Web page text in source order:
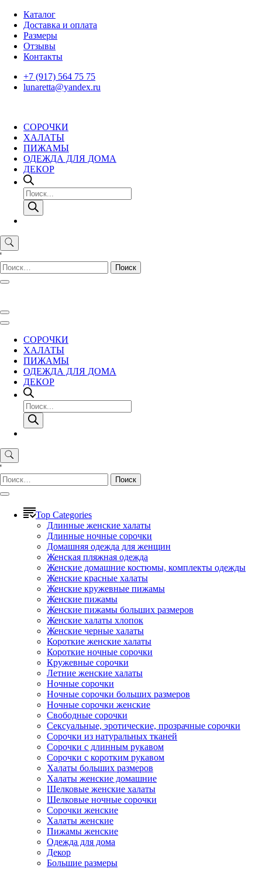
Skip
content
Каталог
Доставка и оплата
Размеры
Отзывы
Контакты
+7 (917) 564 75 75
lunaretta@yandex.ru
СОРОЧКИ
ХАЛАТЫ
ПИЖАМЫ
ОДЕЖДА ДЛЯ ДОМА
ДЕКОР
Поиск
товаров
'
Найти:
СОРОЧКИ
ХАЛАТЫ
ПИЖАМЫ
ОДЕЖДА ДЛЯ ДОМА
ДЕКОР
Поиск
товаров
'
Найти:
Top Categories
Длинные женские халаты
Длинные ночные сорочки
Домашняя одежда для женщин
Женская пляжная одежда
Женские домашние костюмы, комплекты одежды
Женские красные халаты
Женские кружевные пижамы
Женские пижамы
Женские пижамы больших размеров
Женские халаты хлопок
Женские черные халаты
Короткие женские халаты
Короткие ночные сорочки
Кружевные сорочки
Летние женские халаты
Ночные сорочки
Ночные сорочки больших размеров
Ночные сорочки женские
Свободные сорочки
Сексуальные, эротические, прозрачные сорочки
Сорочки из натуральных тканей
Сорочки с длинным рукавом
Сорочки с коротким рукавом
Халаты больших размеров
Халаты женские домашние
Шелковые женские халаты
Шелковые ночные сорочки
Сорочки женские
Халаты женские
Пижамы женские
Одежда для дома
Декор
Большие размеры